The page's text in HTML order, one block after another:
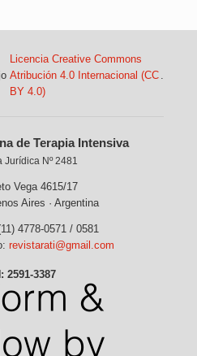
Licencia Creative Commons
Atribución 4.0 Internacional (CC
BY 4.0)
.
de Terapia Intensiva
Jurídica Nº 2481
Vega 4615/17
Aires · Argentina
4778-0571 / 0581
revistarati@gmail.com
2591-3387